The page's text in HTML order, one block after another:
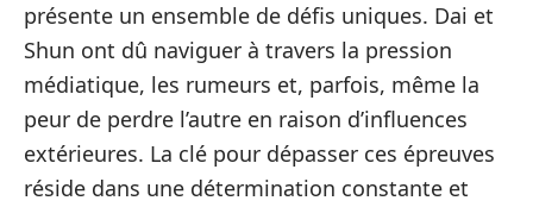
présente un ensemble de défis uniques. Dai et
Shun ont dû naviguer à travers la pression
médiatique, les rumeurs et, parfois, même la
peur de perdre l’autre en raison d’influences
extérieures. La clé pour dépasser ces épreuves
réside dans une détermination constante et